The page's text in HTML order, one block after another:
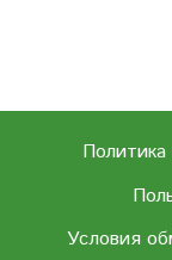
Условия